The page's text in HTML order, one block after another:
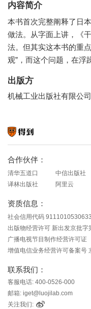
内容简介
本书首次完整阐释了日
做法。从字面上讲，《
法。但其实这本书的重
观”，而这个问题，在浮
出版方
机械工业出版社有限公司
合作伙伴：
清华五道口 中信出版社
译林出版社
阿里云
资质信息：
社会信用代码
出版物经营许可 新出发京批
广播电视节目制作经营许可证
增值电信业务经营许可备案号
联系我们：
客服电话: 400-0526-000
邮箱: iget@luojilab.com
关注我们: